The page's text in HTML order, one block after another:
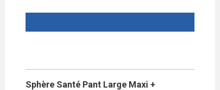
Sphère Santé Pant Large Maxi +